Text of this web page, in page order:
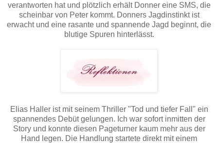
verantworten hat und plötzlich erhält Donner eine SMS, die
scheinbar von Peter kommt. Donners Jagdinstinkt ist
erwacht und eine rasante und spannende Jagd beginnt, die
blutige Spuren hinterlässt.
Elias Haller ist mit seinem Thriller "Tod und tiefer Fall" ein
spannendes Debüt gelungen. Ich war sofort inmitten der
Story und konnte diesen Pageturner kaum mehr aus der
Hand legen. Die Handlung startete direkt mit einem